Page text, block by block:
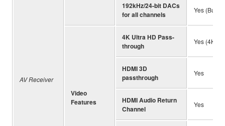
AV Receiver
192kHz/24-bit DACs
for all channels
Yes (Burr-
Video
Features
4K Ultra HD Pass-
through
Yes (4K
HDMI 3D
passthrough
Yes
HDMI Audio Return
Channel
Yes